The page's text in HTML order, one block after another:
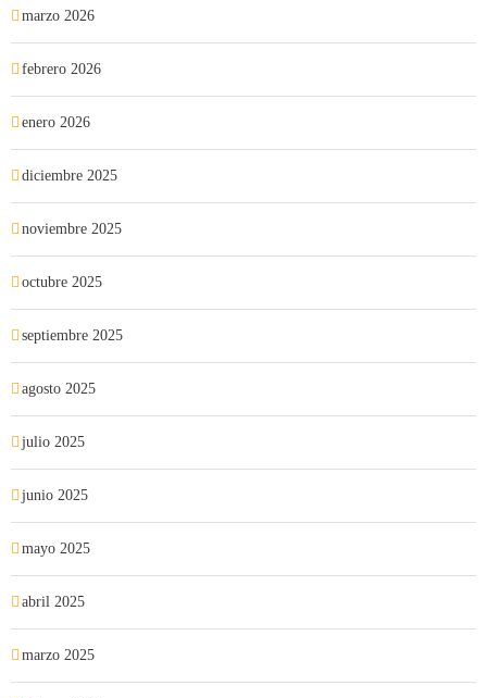
marzo 2026
febrero 2026
enero 2026
diciembre 2025
noviembre 2025
octubre 2025
septiembre 2025
agosto 2025
julio 2025
junio 2025
mayo 2025
abril 2025
marzo 2025